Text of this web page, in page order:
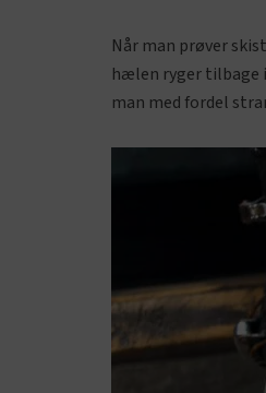
Når man prøver
hælen ryger tilbage
man med fordel